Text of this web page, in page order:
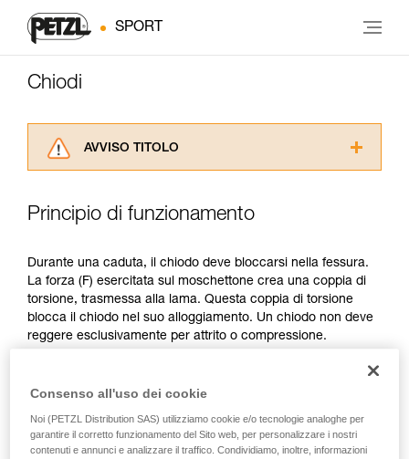
SPORT
Chiodi
AVVISO TITOLO
consultarlo. Dovete aver compreso le
capire queste ulteriori informazioni.
La padronanza di queste tecniche richiede una
formazione ed un addestramento specifico.
Verificate con un professionista la vostra
capacità di rifare la manovra, da soli, in piena
sicurezza, prima di riprodurla autonomamente.
vengono qui descritte.
Principio di funzionamento
Durante una caduta, il chiodo deve bloccarsi nella fessura.
La forza (F) esercitata sul moschettone crea una coppia di
torsione, trasmessa alla lama. Questa coppia di torsione
blocca il chiodo nel suo alloggiamento. Un chiodo non deve
reggere esclusivamente per attrito o compressione.
Consenso all'uso dei cookie
Noi (PETZL Distribution SAS) utilizziamo cookie e/o tecnologie analoghe per
garantire il corretto funzionamento del Sito web, per personalizzare i nostri
contenuti e annunci e analizzare il traffico. Condividiamo, inoltre, informazioni